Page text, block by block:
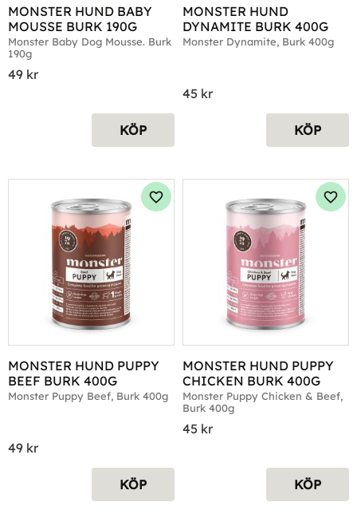
MONSTER HUND BABY
MOUSSE BURK 190G
Monster Baby Dog Mousse. Burk
190g
49 kr
KÖP
MONSTER HUND
DYNAMITE BURK 400G
Monster Dynamite, Burk 400g
45 kr
KÖP
MONSTER HUND PUPPY
BEEF BURK 400G
Monster Puppy Beef, Burk 400g
49 kr
Lägg till i favoriter
KÖP
MONSTER HUND PUPPY
CHICKEN BURK 400G
Monster Puppy Chicken & Beef,
Burk 400g
45 kr
KÖP